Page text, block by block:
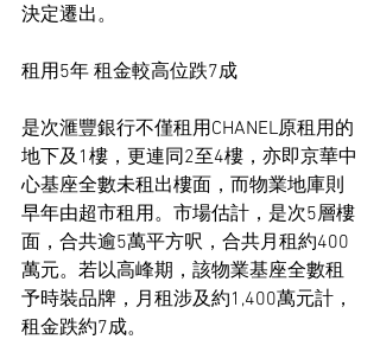
決定遷出。
租用5年 租金較高位跌7成
是次滙豐銀行不僅租用CHANEL原租用的
地下及1樓，更連同2至4樓，亦即京華中
心基座全數未租出樓面，而物業地庫則
早年由超市租用。市場估計，是次5層樓
面，合共逾5萬平方呎，合共月租約400
萬元。若以高峰期，該物業基座全數租
予時裝品牌，月租涉及約1,400萬元計，
租金跌約7成。